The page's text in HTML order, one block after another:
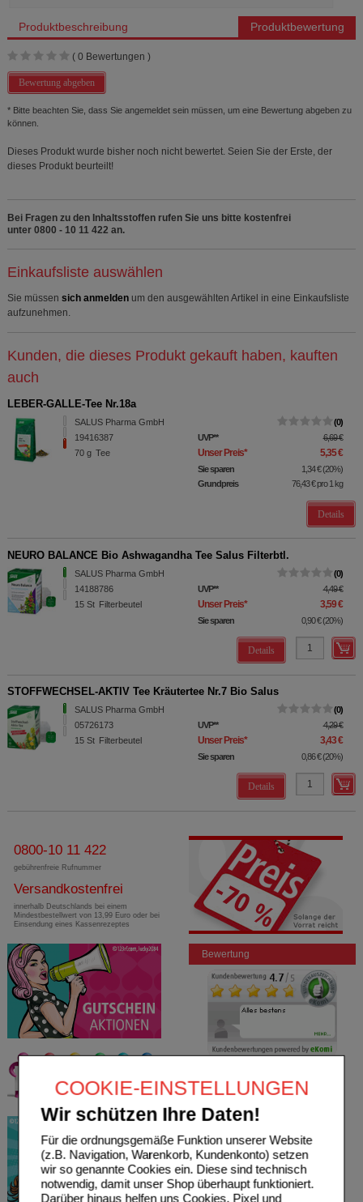
COOKIE-EINSTELLUNGEN
Wir schützen Ihre Daten!
Für die ordnungsgemäße Funktion unserer Website
(z.B. Navigation, Warenkorb, Kundenkonto) setzen
wir so genannte Cookies ein. Diese sind technisch
notwendig, damit unser Shop überhaupt funktioniert.
Darüber hinaus helfen uns Cookies, Pixel und
Produktbeschreibung Produktbewertung
( 0 Bewertungen )
Bewertung abgeben
* Bitte beachten Sie, dass Sie angemeldet sein müssen, um eine Bewertung abgeben zu
können.
Dieses Produkt wurde bisher noch nicht bewertet. Seien Sie der Erste, der
dieses Produkt beurteilt!
Bei Fragen zu den Inhaltsstoffen rufen Sie uns bitte kostenfrei
unter 0800 - 10 11 422 an.
Einkaufsliste auswählen
Sie müssen sich anmelden um den ausgewählten Artikel in eine Einkaufsliste
aufzunehmen.
Kunden, die dieses Produkt gekauft haben, kauften
auch
LEBER-GALLE-Tee Nr.18a
SALUS Pharma GmbH
19416387
70 g Tee
0
UVP** 6,69 €
Unser Preis* 5,35 €
Sie sparen 1,34 € (20%)
Grundpreis
76,43 €pro 1 kg
Details
NEURO BALANCE Bio Ashwagandha Tee Salus Filterbtl.
SALUS Pharma GmbH
14188786
15 St Filterbeutel
0
UVP** 4,49 €
Unser Preis* 3,59 €
Sie sparen 0,90 € (20%)
Details
STOFFWECHSEL-AKTIV Tee Kräutertee Nr.7 Bio Salus
SALUS Pharma GmbH
05726173
15 St Filterbeutel
0
UVP** 4,29 €
Unser Preis* 3,43 €
Sie sparen 0,86 € (20%)
Details
0800-10 11 422
gebührenfreie Rufnummer
Versandkostenfrei
innerhalb Deutschlands bei einem
Mindestbestellwert von 13,99 Euro oder bei
Einsendung eines Kassenrezeptes
Bewertung